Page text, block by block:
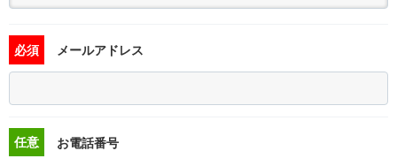
必須 メールアドレス
任意 お電話番号